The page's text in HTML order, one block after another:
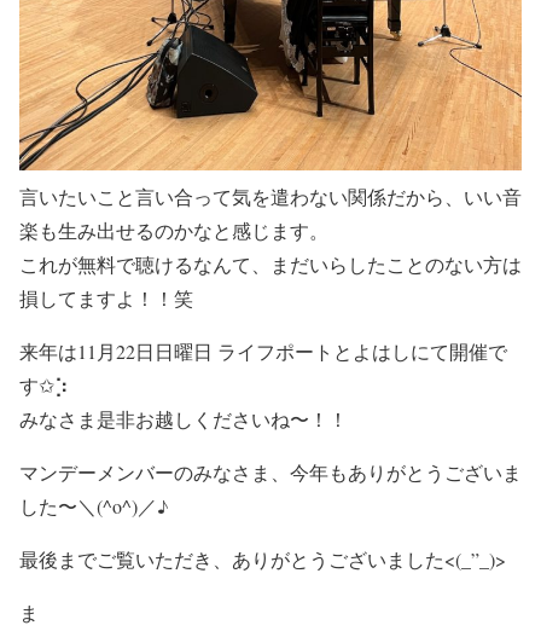
言いたいこと言い合って気を遣わない関係だから、いい音
楽も生み出せるのかなと感じます。
これが無料で聴けるなんて、まだいらしたことのない方は
損してますよ！！笑
来年は11月22日日曜日 ライフポートとよはしにて開催で
す✩︎⡱
みなさま是非お越しくださいね〜！！
マンデーメンバーのみなさま、今年もありがとうございま
した〜＼(^o^)／♪
最後までご覧いただき、ありがとうございました<(_”_)>
ま